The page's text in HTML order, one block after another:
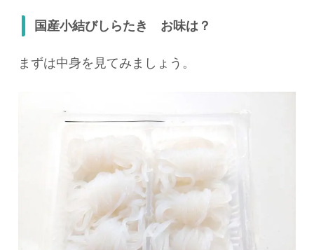
国産小結びしらたき お味は？
まずは中身を見てみましょう。